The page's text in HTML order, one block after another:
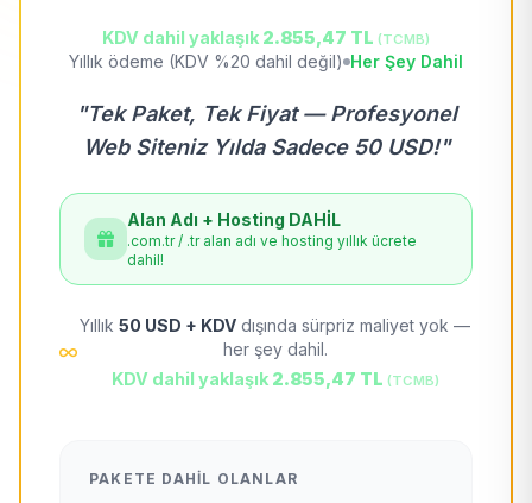
KDV dahil yaklaşık 2.855,47 TL (TCMB)
Yıllık ödeme (KDV %20 dahil değil) Her Şey Dahil
"Tek Paket, Tek Fiyat — Profesyonel
Web Siteniz Yılda Sadece 50 USD!"
Alan Adı + Hosting DAHİL
.com.tr / .tr alan adı ve hosting yıllık ücrete
dahil!
Yıllık 50 USD + KDV dışında sürpriz maliyet yok —
her şey dahil.
KDV dahil yaklaşık 2.855,47 TL (TCMB)
PAKETE DAHIL OLANLAR